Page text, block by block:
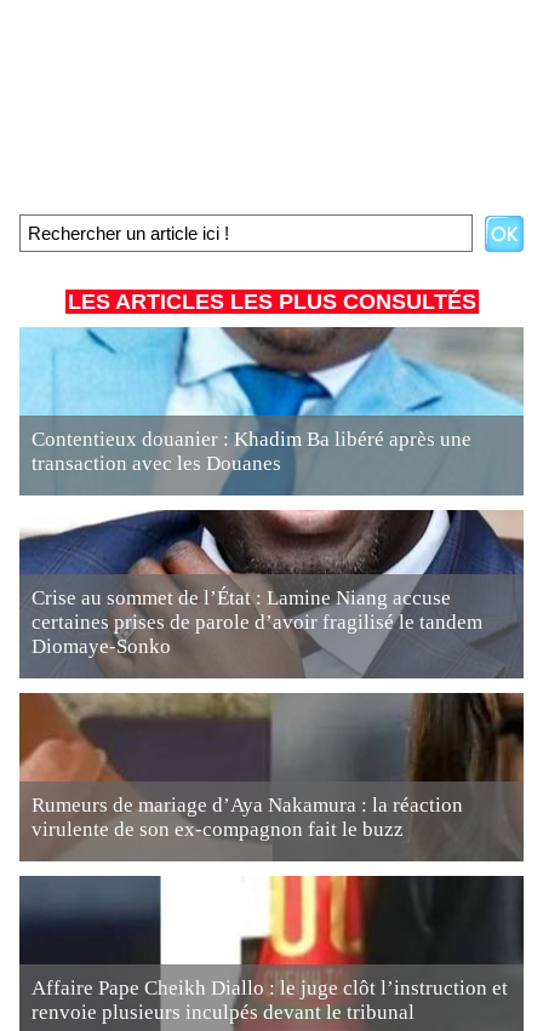
LES ARTICLES LES PLUS CONSULTÉS
Contentieux douanier : Khadim Ba libéré après une
transaction avec les Douanes
Crise au sommet de l’État : Lamine Niang accuse
certaines prises de parole d’avoir fragilisé le tandem
Diomaye-Sonko
Rumeurs de mariage d’Aya Nakamura : la réaction
virulente de son ex-compagnon fait le buzz
Affaire Pape Cheikh Diallo : le juge clôt l’instruction et
renvoie plusieurs inculpés devant le tribunal